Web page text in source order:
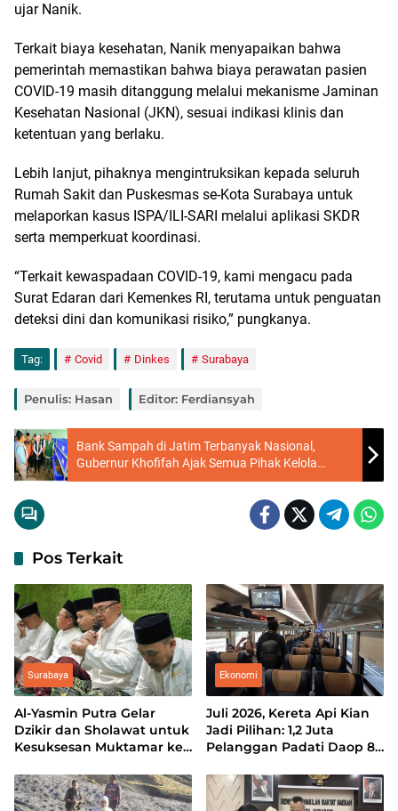
ujar Nanik.
Terkait biaya kesehatan, Nanik menyapaikan bahwa
pemerintah memastikan bahwa biaya perawatan pasien
COVID-19 masih ditanggung melalui mekanisme Jaminan
Kesehatan Nasional (JKN), sesuai indikasi klinis dan
ketentuan yang berlaku.
Lebih lanjut, pihaknya mengintruksikan kepada seluruh
Rumah Sakit dan Puskesmas se-Kota Surabaya untuk
melaporkan kasus ISPA/ILI-SARI melalui aplikasi SKDR
serta memperkuat koordinasi.
“Terkait kewaspadaan COVID-19, kami mengacu pada
Surat Edaran dari Kemenkes RI, terutama untuk penguatan
deteksi dini dan komunikasi risiko,” pungkanya.
Tag: Covid Dinkes Surabaya
Penulis: Hasan Editor: Ferdiansyah
Bank Sampah di Jatim Terbanyak Nasional,
Gubernur Khofifah Ajak Semua Pihak Kelola
Sampah Dimulai dari Rumah Tangga
Pos Terkait
Surabaya
Al-Yasmin Putra Gelar
Dzikir dan Sholawat untuk
Kesuksesan Muktamar ke-
Ekonomi
Juli 2026, Kereta Api Kian
Jadi Pilihan: 1,2 Juta
Pelanggan Padati Daop 8